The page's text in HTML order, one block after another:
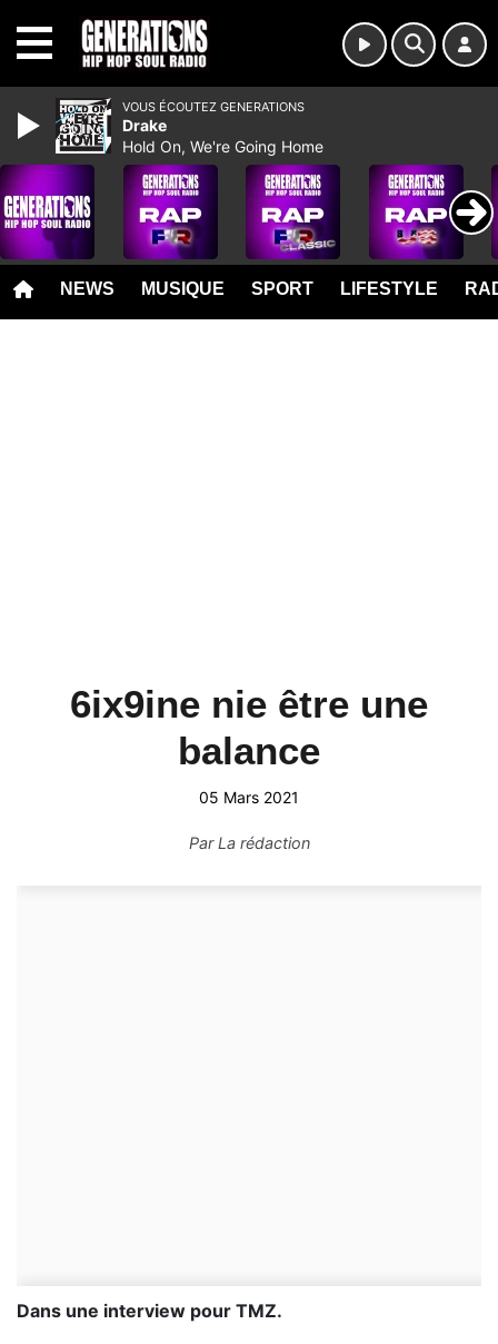
NEWS MUSIQUE SPORT LIFESTYLE
6ix9ine nie être une
balance
05 Mars 2021
ParLa rédaction
Dans une interview pour TMZ.
VOUS ÉCOUTEZ GENERATIONS
Drake
Hold On, We're Going Home